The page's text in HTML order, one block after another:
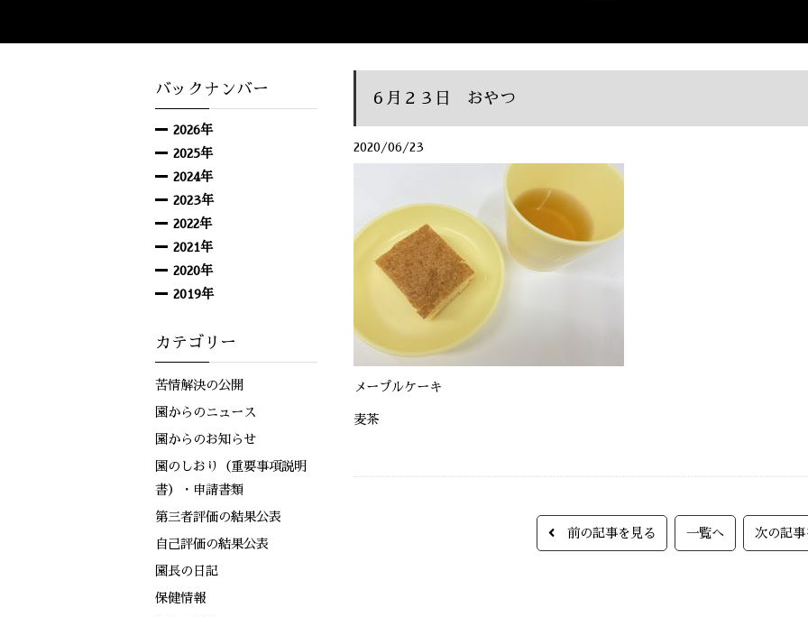
６月２３日 おやつ
2020/06/23
メープルケーキ
麦茶
前の記事を見る 一覧へ 次の記
バックナンバー
2026年
2025年
2024年
2023年
2022年
2021年
2020年
2019年
カテゴリー
苦情解決の公開
園からのニュース
園からのお知らせ
園のしおり（重要事項説明
書）・申請書類
第三者評価の結果公表
自己評価の結果公表
園長の日記
保健情報